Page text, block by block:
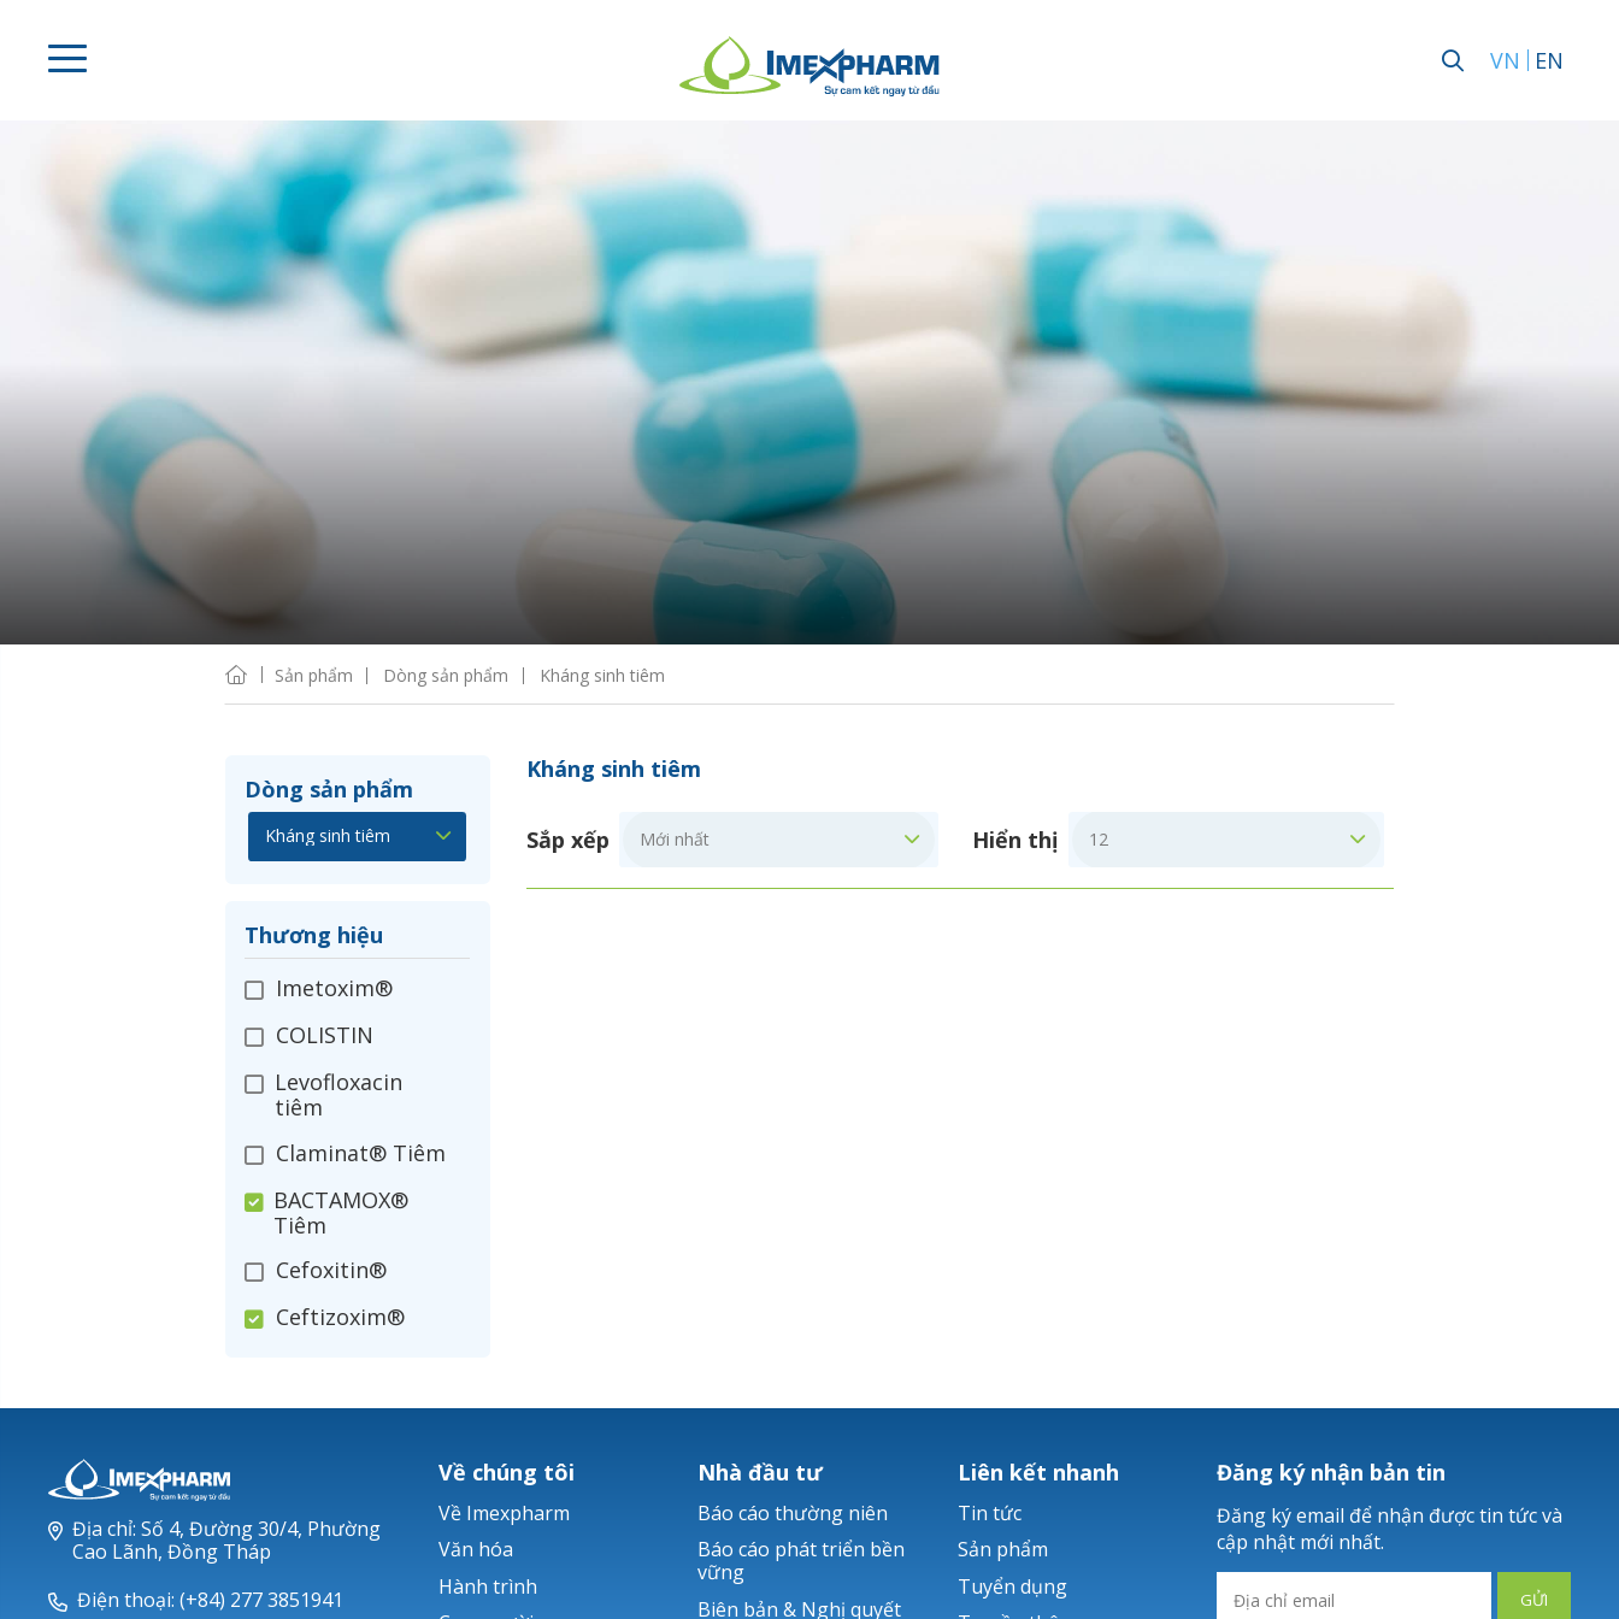
VN EN
Sản phẩm Dòng sản phẩm Kháng sinh tiêm
Dòng sản phẩm
Thương hiệu
Imetoxim®
COLISTIN
Levofloxacin
tiêm
Claminat® Tiêm
BACTAMOX®
Tiêm
Cefoxitin®
Ceftizoxim®
Nerusyn®
Ticarlinat®
Zobacta®
Kháng sinh tiêm
Sắp xếp Hiển thị
Địa chỉ: Số 4, Đường 30/4, Phường
Cao Lãnh, Đồng Tháp
Điện thoại: (+84) 277 3851941
Về chúng tôi
Về Imexpharm
Văn hóa
Hành trình
Nhà đầu tư
Báo cáo thường niên
Báo cáo phát triển bền
vững
Biên bản & Nghị quyết
Liên kết nhanh
Tin tức
Sản phẩm
Tuyển dụng
Đăng ký nhận bản tin
Đăng ký email để nhận được tin tức và
cập nhật mới nhất.
GỬI